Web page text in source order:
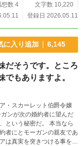
想数 4
文字数 10,220
登録日 2026.05.11
に入り追加 6,145
だそうです。ところ
もありますよ。
・スカーレット伯爵令嬢
ンが次の婚約者に望んだ
という秘密だ。 本当なら
者にとモーガンの親友であ
は真実を突きつける事を決